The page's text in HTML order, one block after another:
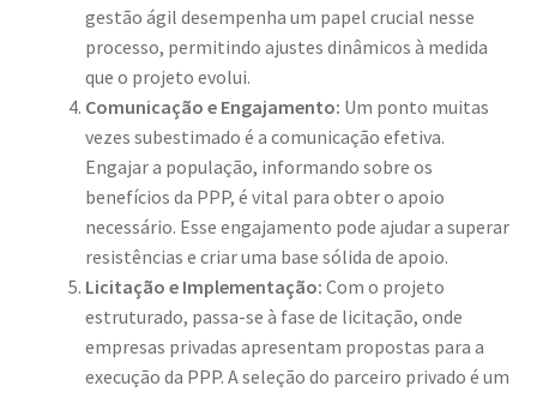
gestão ágil desempenha um papel crucial nesse
processo, permitindo ajustes dinâmicos à medida
que o projeto evolui.
Comunicação e Engajamento: Um ponto muitas
vezes subestimado é a comunicação efetiva.
Engajar a população, informando sobre os
benefícios da PPP, é vital para obter o apoio
necessário. Esse engajamento pode ajudar a superar
resistências e criar uma base sólida de apoio.
Licitação e Implementação: Com o projeto
estruturado, passa-se à fase de licitação, onde
empresas privadas apresentam propostas para a
execução da PPP. A seleção do parceiro privado é um